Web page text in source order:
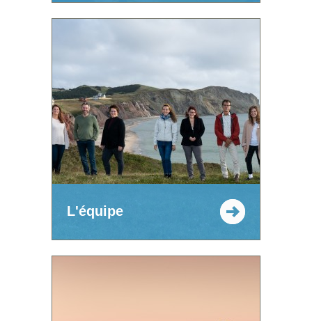
L'équipe